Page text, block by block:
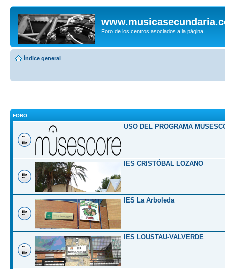
Foro de los centros asociados a la página.
Índice general
FORO
USO DEL PROGRAMA
IES CRISTÓBAL LOZANO
IES La Arboleda
IES LOUSTAU-VALVERDE